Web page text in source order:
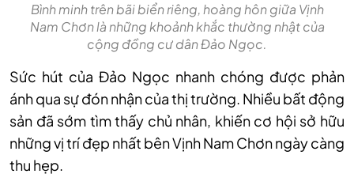
Bình minh trên bãi biển riêng, hoàng hôn giữa Vịnh
Nam Chơn là những khoảnh khắc thường nhật của
cộng đồng cư dân Đảo Ngọc.
Sức hút của Đảo Ngọc nhanh chóng được phản
ánh qua sự đón nhận của thị trường. Nhiều bất động
sản đã sớm tìm thấy chủ nhân, khiến cơ hội sở hữu
những vị trí đẹp nhất bên Vịnh Nam Chơn ngày càng
thu hẹp.